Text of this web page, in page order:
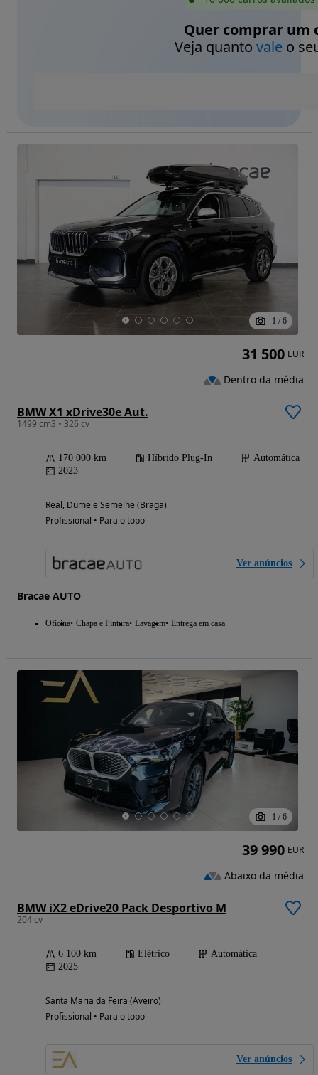
Quer comprar um
Veja quanto valeo
1 / 6
BMW X1 xDrive30e Aut.
1499 cm3 • 326 cv
170 000 km Híbrido Plug-In
Automática
2023
Real, Dume e Semelhe (Braga)
Profissional • Para o topo
Ver anúncios
Bracae AUTO
Oficina Chapa e Pintura Lavagem Entrega em casa
31 500 EUR
Dentro da média
1 / 6
BMW iX2 eDrive20 Pack Desportivo M
204 cv
6 100 km Elétrico
Automática
2025
Santa Maria da Feira (Aveiro)
Profissional • Para o topo
Ver anúncios
39 990 EUR
Abaixo da média